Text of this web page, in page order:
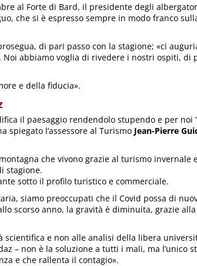
al Forte di Bard, il presidente degli
che si è espresso sempre in modo franco
di pari passo con la stagione; «ci
abbiamo voglia di rivedere i nostri ospiti, di
e della fiducia».
il paesaggio rendendolo stupendo e per noi
spiegato l’assessore al Turismo Jean-Pierre
che vivono grazie al turismo invernale
stagione.
sotto il profilo turistico e commerciale.
siamo preoccupati che il Covid possa di
scorso anno, la gravità è diminuita, grazie
e non alle analisi della libera
– non è la soluzione a tutti i mali, ma l’unico
e che rallenta il contagio».